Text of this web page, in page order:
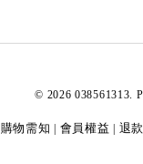
© 2026 038561313.
購物需知 會員權益 退